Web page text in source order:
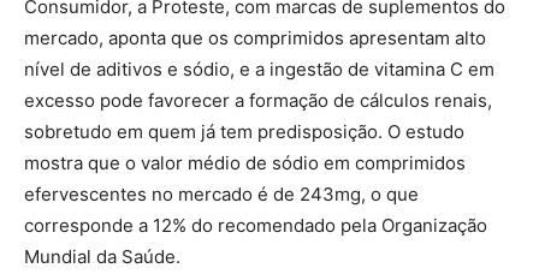
Consumidor, a Proteste, com marcas de suplementos do
mercado, aponta que os comprimidos apresentam alto
nível de aditivos e sódio, e a ingestão de vitamina C em
excesso pode favorecer a formação de cálculos renais,
sobretudo em quem já tem predisposição. O estudo
mostra que o valor médio de sódio em comprimidos
efervescentes no mercado é de 243mg, o que
corresponde a 12% do recomendado pela Organização
Mundial da Saúde.